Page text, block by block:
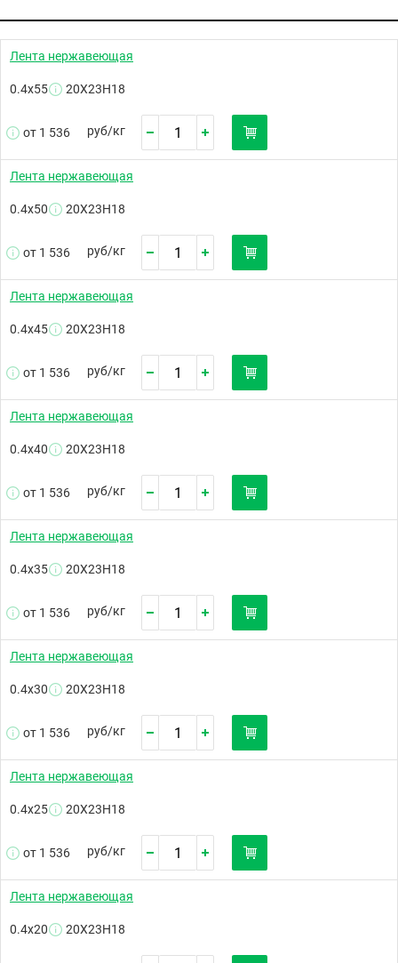
Лента нержавеющая
0.4х55 20Х23Н18
от 1 536 руб/кг
Лента нержавеющая
0.4х50 20Х23Н18
от 1 536 руб/кг
Лента нержавеющая
0.4х45 20Х23Н18
от 1 536 руб/кг
Лента нержавеющая
0.4х40 20Х23Н18
от 1 536 руб/кг
Лента нержавеющая
0.4х35 20Х23Н18
от 1 536 руб/кг
Лента нержавеющая
0.4х30 20Х23Н18
от 1 536 руб/кг
Лента нержавеющая
0.4х25 20Х23Н18
от 1 536 руб/кг
Лента нержавеющая
0.4х20 20Х23Н18